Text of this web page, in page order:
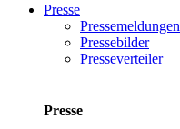
Presse
Pressemeldungen
Pressebilder
Presseverteiler
Presse